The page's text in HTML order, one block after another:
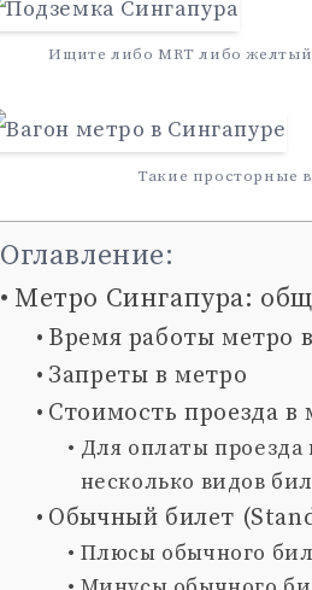
Ищите либо MRT либо
Такие просторные
Оглавление:
Метро Сингапура:
Время работы метро
Запреты в метро
Стоимость проезда в
Для оплаты проезда
несколько видов
Обычный билет
Плюсы обычного